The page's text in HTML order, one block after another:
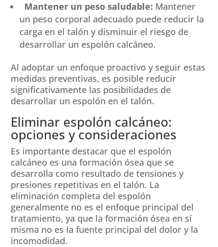
Mantener un peso saludable: Mantener
un peso corporal adecuado puede reducir la
carga en el talón y disminuir el riesgo de
desarrollar un espolón calcáneo.
Al adoptar un enfoque proactivo y seguir estas
medidas preventivas, es posible reducir
significativamente las posibilidades de
desarrollar un espolón en el talón.
Eliminar espolón calcáneo:
opciones y consideraciones
Es importante destacar que el espolón
calcáneo es una formación ósea que se
desarrolla como resultado de tensiones y
presiones repetitivas en el talón. La
eliminación completa del espolón
generalmente no es el enfoque principal del
tratamiento, ya que la formación ósea en sí
misma no es la fuente principal del dolor y la
incomodidad.